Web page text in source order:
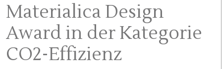
Materialica Design
Award in der Kategorie
CO2-Effizienz